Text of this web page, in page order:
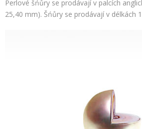
Perlové šńůry se prodávají v palcích
25,40 mm). Šńůry se prodávají v délkách